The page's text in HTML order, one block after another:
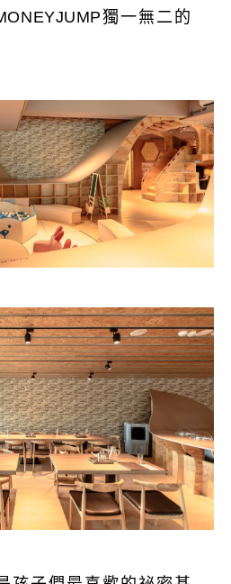
獨一無二的